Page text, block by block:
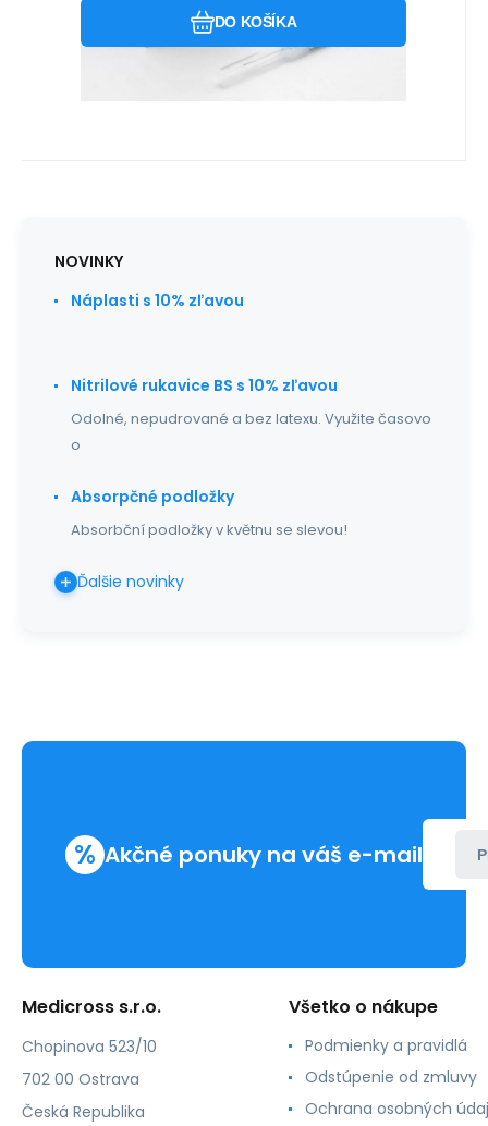
DO KOŠÍKA
NOVINKY
Náplasti s 10% zľavou
Nitrilové rukavice BS s 10% zľavou
Odolné, nepudrované a bez latexu. Využite časovo
o
Absorpčné podložky
Absorbční podložky v květnu se slevou!
Ďalšie novinky
% Akčné ponuky na váš e-mail
Medicross s.r.o.
Chopinova 523/10
702 00 Ostrava
Česká Republika
Všetko o nákupe
Podmienky a pravidlá
Odstúpenie od zmluvy
Ochrana osobných